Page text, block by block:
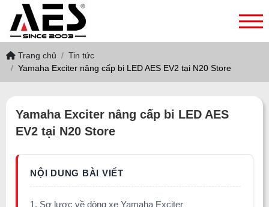
Trang chủ
Tin tức
Yamaha Exciter nâng cấp bi LED AES EV2 tại N20 Store
Yamaha Exciter nâng cấp bi LED AES
EV2 tại N20 Store
1. Sơ lược về dòng xe Yamaha Exciter